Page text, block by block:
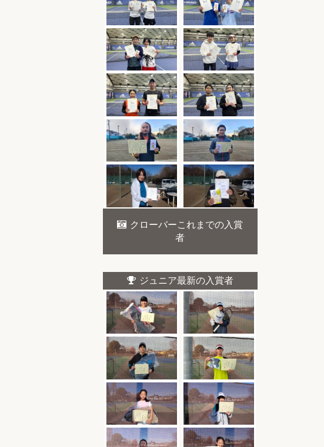
クローバーこれまでの入賞
者
ジュニア最新の入賞者